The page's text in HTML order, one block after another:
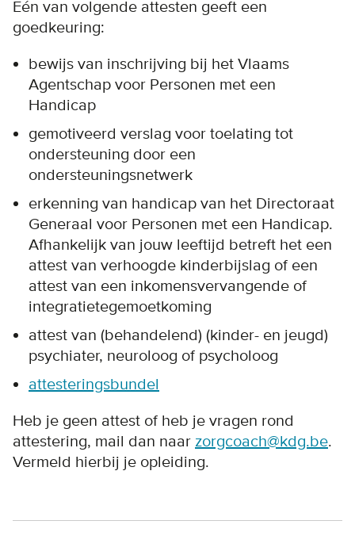
Eén van volgende attesten geeft een
goedkeuring:
bewijs van inschrijving bij het Vlaams
Agentschap voor Personen met een
Handicap
gemotiveerd verslag voor toelating tot
ondersteuning door een
ondersteuningsnetwerk
erkenning van handicap van het Directoraat
Generaal voor Personen met een Handicap.
Afhankelijk van jouw leeftijd betreft het een
attest van verhoogde kinderbijslag of een
attest van een inkomensvervangende of
integratietegemoetkoming
attest van (behandelend) (kinder- en jeugd)
psychiater, neuroloog of psycholoog
attesteringsbundel
Heb je geen attest of heb je vragen rond
attestering, mail dan naar zorgcoach@kdg.be.
Vermeld hierbij je opleiding.